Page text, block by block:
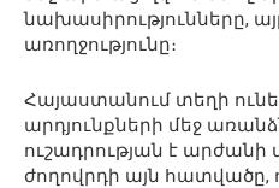
նախասիրությունները,
առողջությունը։
Հայաստանում տեղի
արդյունքների մեջ
ուշադրության է
ժողովրդի այն